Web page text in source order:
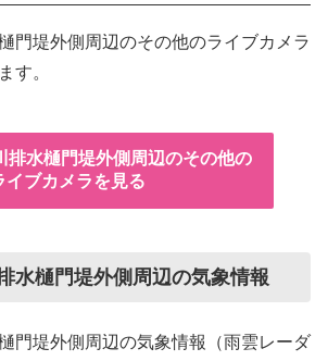
門堤外側周辺のその他のライブカメラ
す。
排水樋門堤外側周辺のその他の
イブカメラを見る
水樋門堤外側周辺の気象情報
門堤外側周辺の気象情報（雨雲レーダ